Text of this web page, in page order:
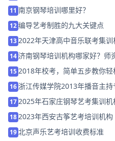
11 南京钢琴培训哪里好？
12编导艺考制胜的九大关键点
13 2022年天津高中音乐联考集训
14 济南钢琴培训机构哪家好？师
15 2018年校考，简单五步教你轻
16浙江传媒学院2013年播音主
17 2025年石家庄钢琴艺考集训机
18 2023年西安古筝艺考培训机构
19 北京声乐艺考培训收费标准